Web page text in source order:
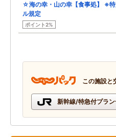
☆海の幸・山の幸【食事処】 ※
ル規定
ポイント2%
この施設と
新幹線/特急付プラ